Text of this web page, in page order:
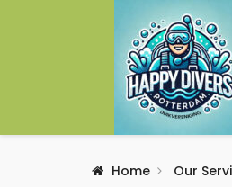
Home Our